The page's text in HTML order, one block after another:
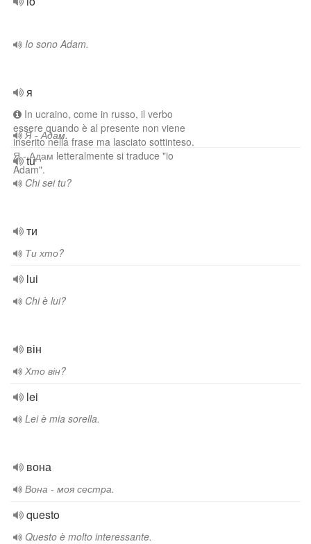
Io sono Adam.
я
In ucraino, come in russo, il verbo
essere quando è al presente non viene
inserito nella frase ma lasciato sottinteso.
Я - Адам letteralmente si traduce "io
Adam".
Я - Адам.
tu
Chi sei tu?
ти
Ти хто?
lui
Chi è lui?
він
Хто він?
lei
Lei è mia sorella.
вона
Вона - моя сестра.
questo
Questo è molto interessante.